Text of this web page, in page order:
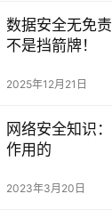
数据安全无免
不是挡箭牌！
2025年12月21日
网络安全知识
作用的
2023年3月20日